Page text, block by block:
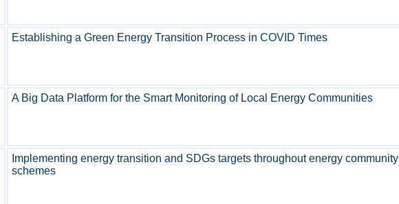
Establishing a Green Energy Transition Process in COVID Times
A Big Data Platform for the Smart Monitoring of Local Energy Communities
Implementing energy transition and SDGs targets throughout energy community
schemes